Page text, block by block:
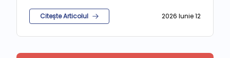
apă, canalizare și gaze
Citește Articolul 2026 Iunie 12